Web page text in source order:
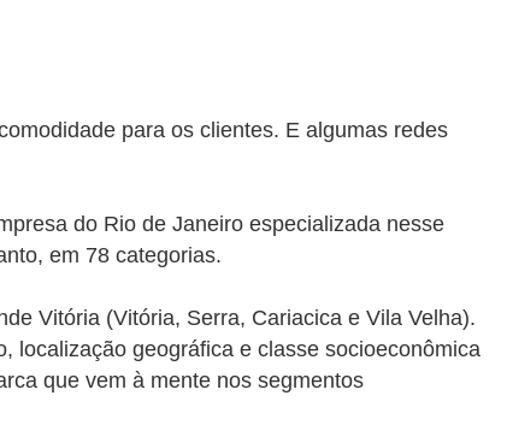
para os clientes. E algumas redes
do Rio de Janeiro especializada nesse
em 78 categorias.
Vitória (Vitória, Serra, Cariacica e Vila Velha).
localização geográfica e classe socioeconômica
que vem à mente nos segmentos